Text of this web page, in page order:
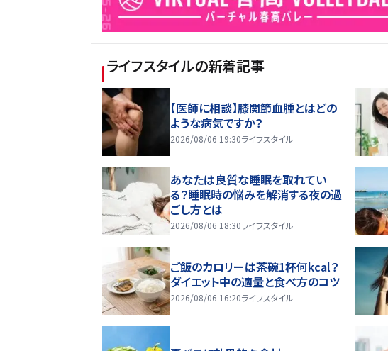
ライフスタイルの新着記事
【医師に相談】膝関節血腫とはどの
ような病気ですか？
2026/08/06 19:30ライフスタイル
あなたは良質な睡眠を取れてい
る？睡眠時の悩みを解消する夜の過
ごし方とは
2026/08/06 18:30ライフスタイル
ご飯のカロリーは茶碗1杯何kcal？
ダイエット中の適量と食べ方のコツ
2026/08/06 16:20ライフスタイル